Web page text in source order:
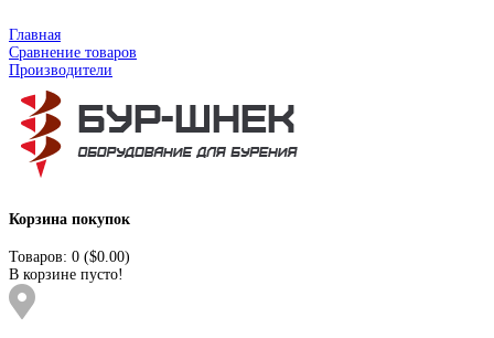
Главная
Сравнение товаров
Производители
Корзина покупок
Товаров: 0 ($0.00)
В корзине пусто!